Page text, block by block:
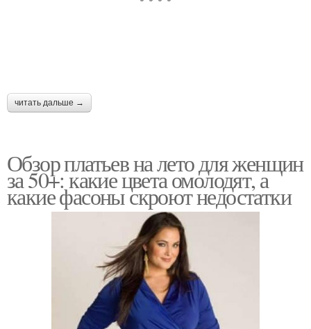
читать дальше →
Обзор платьев на лето для женщин
за 50+: какие цвета омолодят, а
какие фасоны скроют недостатки